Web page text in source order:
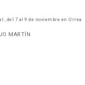
MARTÍN